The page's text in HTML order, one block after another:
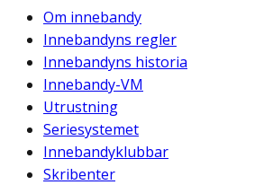
Om innebandy
Innebandyns regler
Innebandyns historia
Innebandy-VM
Utrustning
Seriesystemet
Innebandyklubbar
Skribenter